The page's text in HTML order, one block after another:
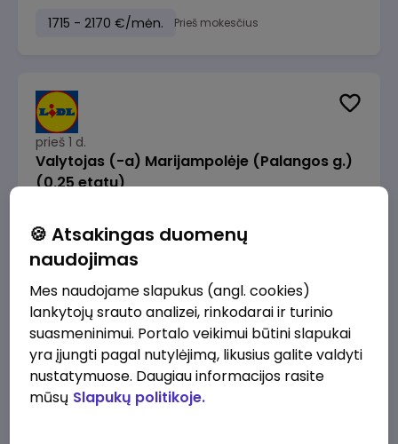
1715 - 2170 €/mėn. Prieš mokesčius
prieš 1 d.
Valytojas (-a) Marijampolėje (Palangos g.)
(0,25 etatu)
289 - 337 €/mėn. Prieš mokesčius
prieš 1 d.
Talent Development Project Manager (fixed
term - 1.5 years)
🍪 Atsakingas duomenų
naudojimas
Mes naudojame slapukus (angl. cookies)
lankytojų srauto analizei, rinkodarai ir turinio
suasmeninimui. Portalo veikimui būtini slapukai
yra įjungti pagal nutylėjimą, likusius galite valdyti
nustatymuose. Daugiau informacijos rasite
mūsų Slapukų politikoje.